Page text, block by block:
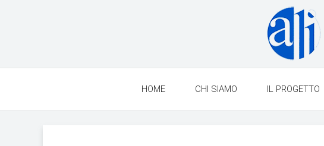
HOME CHI SIAMO IL PROGETTO